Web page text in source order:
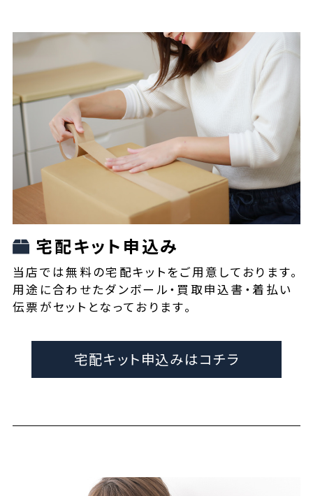
宅配キット申込み
当店では無料の宅配キットをご用意しております。
用途に合わせたダンボール・買取申込書・着払い
伝票がセットとなっております。
宅配キット申込みはコチラ